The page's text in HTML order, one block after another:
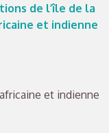
de l’île de la
et indienne
et indienne